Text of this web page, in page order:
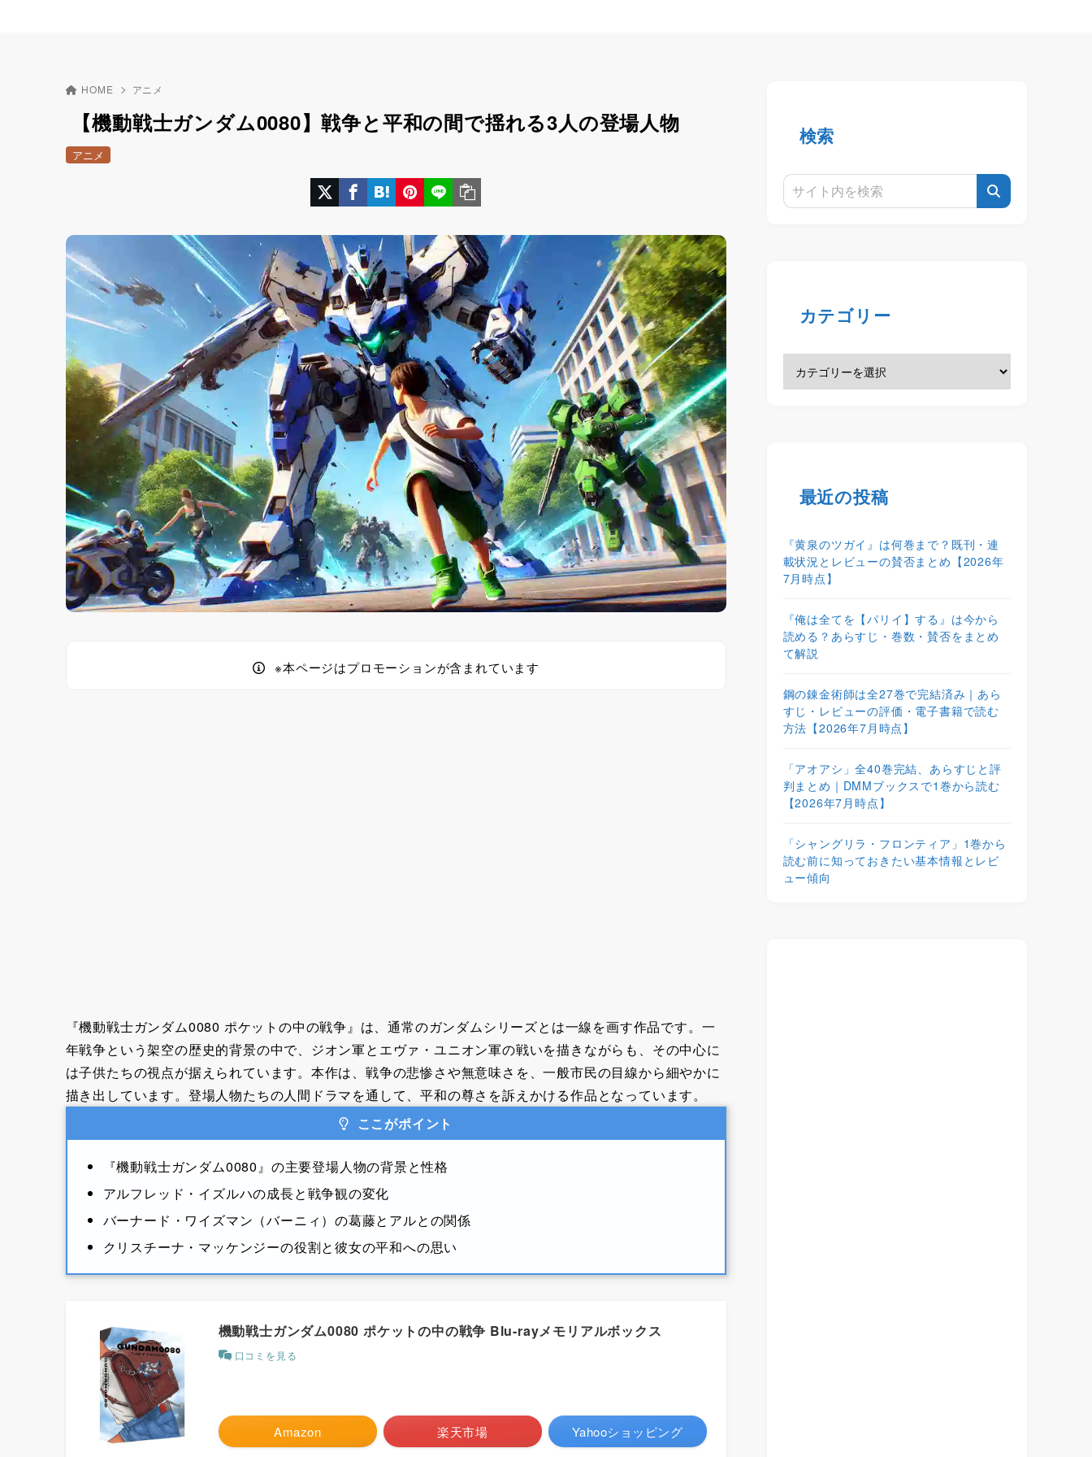
HOME アニメ
【機動戦士ガンダム0080】戦争と平和の間で揺れる3人の登場人物
アニメ
※本ページはプロモーションが含まれています
『機動戦士ガンダム0080 ポケットの中の戦争』は、通常のガンダムシリーズとは一線を画す作品です。一
年戦争という架空の歴史的背景の中で、ジオン軍とエヴァ・ユニオン軍の戦いを描きながらも、その中心に
は子供たちの視点が据えられています。本作は、戦争の悲惨さや無意味さを、一般市民の目線から細やかに
描き出しています。登場人物たちの人間ドラマを通して、平和の尊さを訴えかける作品となっています。
ここがポイント
『機動戦士ガンダム0080』の主要登場人物の背景と性格
アルフレッド・イズルハの成長と戦争観の変化
バーナード・ワイズマン（バーニィ）の葛藤とアルとの関係
クリスチーナ・マッケンジーの役割と彼女の平和への思い
機動戦士ガンダム0080 ポケットの中の戦争 Blu-rayメモリアルボックス
口コミを見る
Amazon 楽天市場 Yahooショッピング
検索
カテゴリー
最近の投稿
『黄泉のツガイ』は何巻まで？既刊・連
載状況とレビューの賛否まとめ【2026年
7月時点】
『俺は全てを【パリイ】する』は今から
読める？あらすじ・巻数・賛否をまとめ
て解説
鋼の錬金術師は全27巻で完結済み｜あら
すじ・レビューの評価・電子書籍で読む
方法【2026年7月時点】
「アオアシ」全40巻完結、あらすじと評
判まとめ｜DMMブックスで1巻から読む
【2026年7月時点】
「シャングリラ・フロンティア」1巻から
読む前に知っておきたい基本情報とレビ
ュー傾向